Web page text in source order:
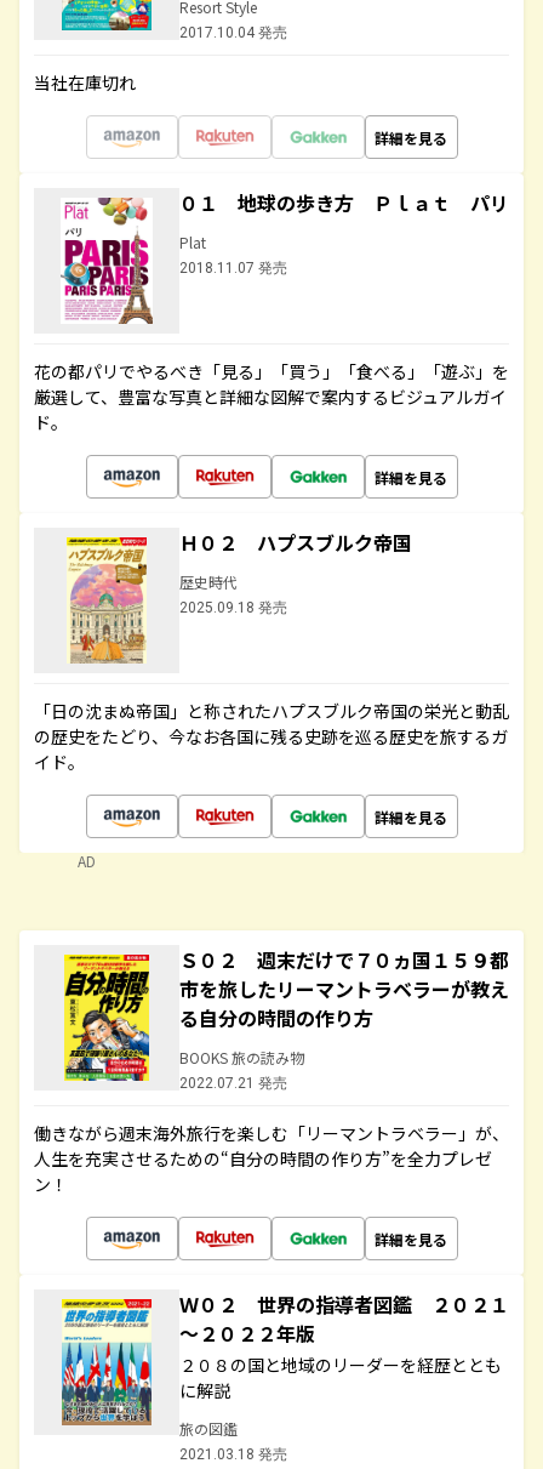
Resort Style
2017.10.04 発売
当社在庫切れ
詳細を見る
０１ 地球の歩き方 Ｐｌａｔ パリ
Plat
2018.11.07 発売
花の都パリでやるべき「見る」「買う」「食べる」「遊ぶ」を
厳選して、豊富な写真と詳細な図解で案内するビジュアルガイ
ド。
詳細を見る
Ｈ０２ ハプスブルク帝国
歴史時代
2025.09.18 発売
「日の沈まぬ帝国」と称されたハプスブルク帝国の栄光と動乱
の歴史をたどり、今なお各国に残る史跡を巡る歴史を旅するガ
イド。
詳細を見る
AD
Ｓ０２ 週末だけで７０ヵ国１５９都
市を旅したリーマントラベラーが教え
る自分の時間の作り方
BOOKS 旅の読み物
2022.07.21 発売
働きながら週末海外旅行を楽しむ「リーマントラベラー」が、
人生を充実させるための“自分の時間の作り方”を全力プレゼ
ン！
詳細を見る
Ｗ０２ 世界の指導者図鑑 ２０２１
～２０２２年版
２０８の国と地域のリーダーを経歴ととも
に解説
旅の図鑑
2021.03.18 発売